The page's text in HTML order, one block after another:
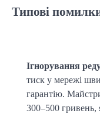
Типові
Ігнорування
тиск у мережі
гарантію.
300–500 гривень,